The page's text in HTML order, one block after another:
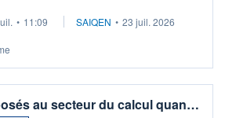
• 11:09 SAIQEN • 23 juil. 2026
au secteur du calcul quan…